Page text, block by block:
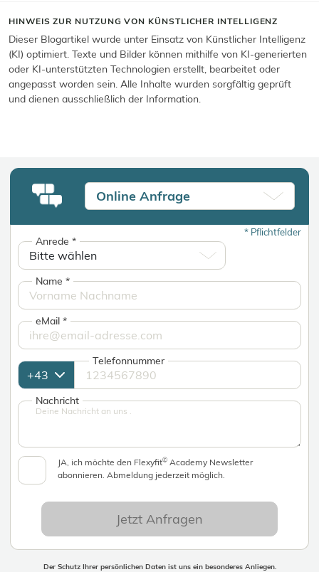
HINWEIS ZUR NUTZUNG VON KÜNSTLICHER INTELLIGENZ
Dieser Blogartikel wurde unter Einsatz von Künstlicher Intelligenz
(KI) optimiert. Texte und Bilder können mithilfe von KI-generierten
oder KI-unterstützten Technologien erstellt, bearbeitet oder
angepasst worden sein. Alle Inhalte wurden sorgfältig geprüft
und dienen ausschließlich der Information.
Online Anfrage
*Pflichtfelder
Anrede*
Name*
eMail*
Telefonnummer
Nachricht
JA, ich möchte den Flexyfit© Academy Newsletter
abonnieren. Abmeldung jederzeit möglich.
Jetzt Anfragen
Der Schutz Ihrer persönlichen Daten ist uns ein besonderes Anliegen.